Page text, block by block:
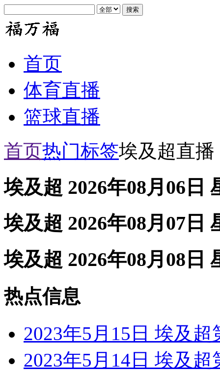
首页
体育直播
篮球直播
首页热门标签埃及超直播
埃及超 2026年08月06日
埃及超 2026年08月07日
埃及超 2026年08月08日
热点信息
2023年5月15日 埃及
2023年5月14日 埃及